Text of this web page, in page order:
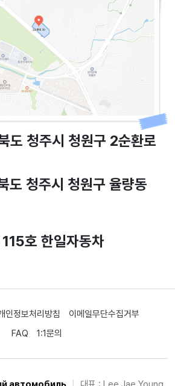
도 청주시 청원구 2순환로
도 청주시 청원구 율량동
호 한일자동차
인정보처리방침
이메일무단수집거부
FAQ
1:1문의